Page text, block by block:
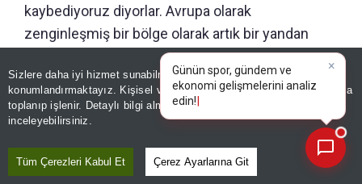
Sizlere daha iyi hizmet sunabilmek adına sitemizdeçerez
konumlandırmaktayız. Kişisel verileriniz, KVKK ve GDPR kapsamında
toplanıp işlenir. Detaylı bilgi almak için
inceleyebilirsiniz.
Tüm Çerezleri Kabul Et Çerez Ayarlarına Git
kaybediyoruz diyorlar. Avrupa olarak
zenginleşmiş bir bölge olarak artık bir yandan
üreticilerimize çevre dostu kriterleri getirirken
dışarıdan aldığımız ürünlerde de bu kriterin
aranmasını temin edeceğiz ve bunu bir mali
yükümlülük ile uygulayacağız diyorlar.
UYGULAMALAR SEKTÖRLERİ KUŞATACAK
Günün spor, gündem v